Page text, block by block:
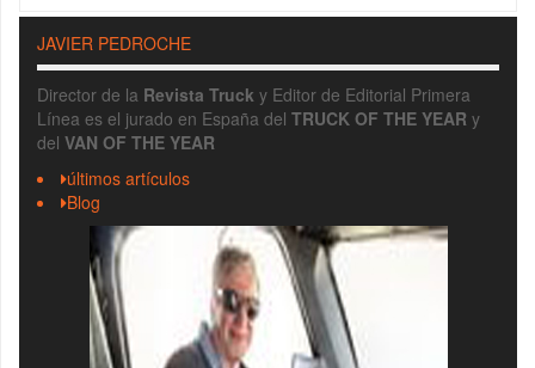
JAVIER PEDROCHE
Director de la Revista Truck y Editor de Editorial Primera
Línea es el jurado en España del TRUCK OF THE YEAR y
del VAN OF THE YEAR
últimos artículos
Blog